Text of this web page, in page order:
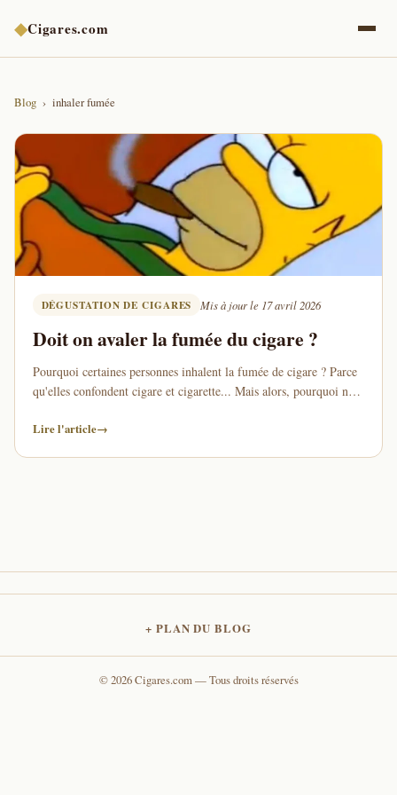
◆Cigares.com
Blog inhaler fumée
DÉGUSTATION DE CIGARES Mis à jour le 17 avril 2026
Doit on avaler la fumée du cigare ?
Pourquoi certaines personnes inhalent la fumée de cigare ? Parce
qu'elles confondent cigare et cigarette... Mais alors, pourquoi ne
Lire l'article→
PLAN DU BLOG
© 2026 Cigares.com — Tous droits réservés